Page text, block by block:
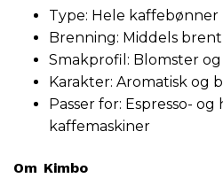
Type: Hele kaffebønner
Brenning: Middels
Smakprofil: Blomster
Karakter: Aromatisk og
Passer for: Espresso-
kaffemaskiner
Om Kimbo